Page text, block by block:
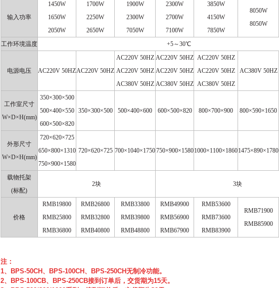
输入功率
1450W
1650W
2050W
1700W
2250W
2650W
1900W
2300W
7050W
2300W
2700W
7100W
3850W
4150W
7850W
8050W
8050W
工作环境温度 +5～30℃
电源电压 AC220V 50HZAC220V 50HZ
AC220V 50HZ
AC220V 50HZ
AC380V 50HZ
AC220V 50HZ
AC220V 50HZ
AC380V 50HZ
AC220V 50HZ
AC220V 50HZ
AC380V 50HZ
AC380V 50HZ
工作室尺寸
W×D×H(mm)
350×300×500
500×400×550
600×500×820
350×300×500 500×400×600 600×500×820 800×700×900 800×590×1650
外形尺寸
W×D×H(mm)
720×620×725
650×800×1310
750×900×1580
720×620×725 700×1040×1750750×900×15801000×1100×18601475×890×1780
载物托架
(标配)
2块 3块
价格
RMB19800
RMB25800
RMB36800
RMB26800
RMB32800
RMB40800
RMB33800
RMB39800
RMB48800
RMB49900
RMB56900
RMB67900
RMB53600
RMB73600
RMB83900
RMB71900
RMB85900
注：
1、BPS-50CH、BPS-100CH、BPS-250CH无制冷功能。
2、BPS-100CB、BPS-250CB接到订单后，交货期为15天。